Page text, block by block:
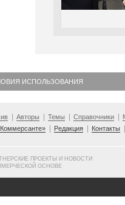
ИСПОЛЬЗОВАНИЯ
Авторы Темы Справочники
Редакция Контакты
ПРОЕКТЫ И НОВОСТИ
ОСНОВЕ